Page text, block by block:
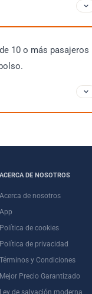
10 o más pasajeros
ACERCA DE NOSOTROS
Acerca de nosotros
App
Política de cookies
Política de privacidad
Términos y Condiciones
Mejor Precio Garantizado
Ley de salvación moderna